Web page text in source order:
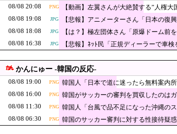
JPG 国連事務総長「お金がありません。このままでは国連が完全
韓国人「韓国サッカー審判性接待した試合の結果を全部調
【速報】習近平が愛国心を煽った結果
超が軍服姿で一斉突撃！
ｗｗｗｗｗｗｗｗｗｗｗｗ
「14歳の少年に挿入を…」性器に火をつけ脅迫、少女達はモ
【琵琶湖三市同時花火大会】花火大会は本当に開催されるの
韓国人「イランとアメリカ、停戦協議で食い違い…トランプ
高市首相から、市場から、アメリカから……「いじめ」を
「感動のフィナーレだ」と某野党が
08/08 20:08
PNG
【動画】左翼さんが大絶賛する”人権
ｗｗｗｗ
08/08 19:08 JPG
【悲報】アニメーターさん「日本の
08/08 18:08
JPG
【は？】極左団体さん「原爆ドーム
ｗｗｗｗｗｗｗｗ
08/08 16:38 JPG
【悲報】ﾈｯﾄ民「正規ディーラーで車
かんにゅー -韓国の反応-
08/08 19:00
PNG 韓国人「日本で道に迷ったら無料案内所
08/08 16:00
PNG 韓国がサッカーの審判を買収したのは
08/08 11:30
PNG 韓国人「台風で品不足になった沖縄の
08/08 06:30
PNG 韓国のサッカー審判に対する性接待疑